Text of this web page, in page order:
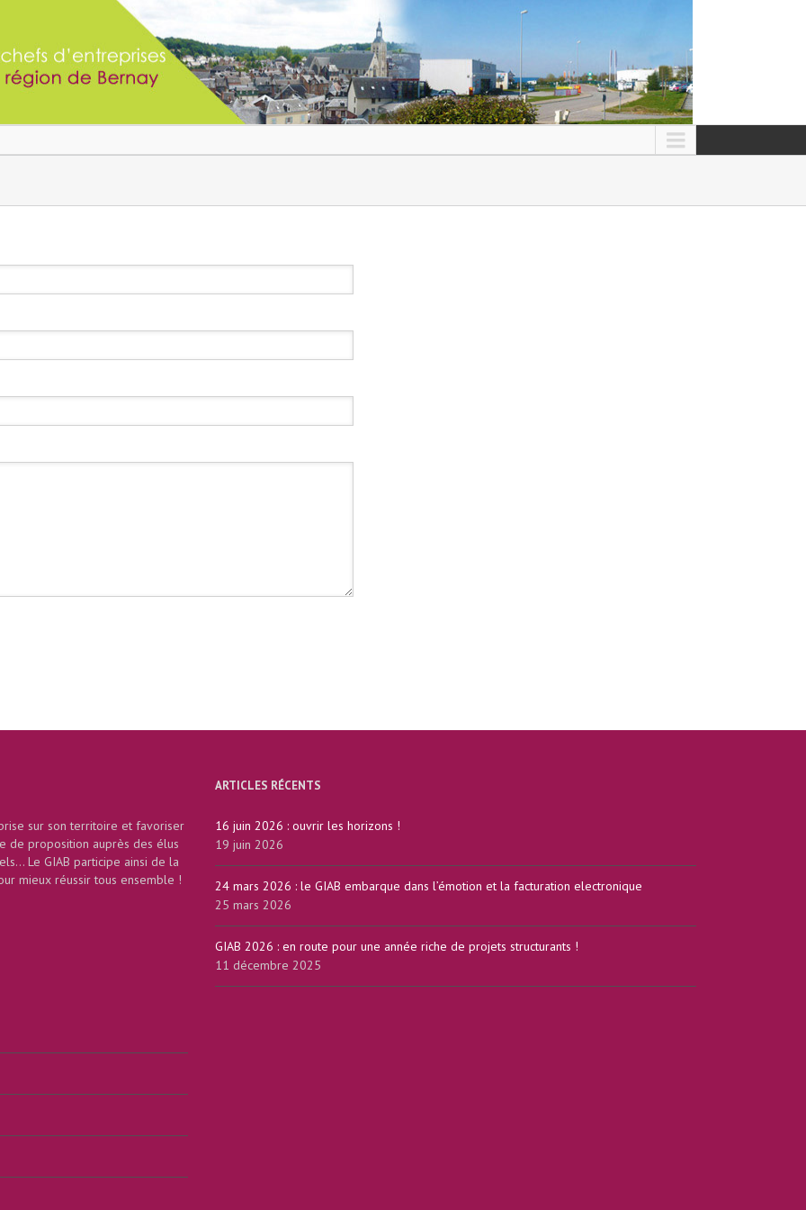
sur son territoire et favoriser
de proposition auprès des élus
Le GIAB participe ainsi de la
mieux réussir tous ensemble !
ARTICLES RÉCENTS
16 juin 2026 : ouvrir les horizons !
19 juin 2026
24 mars 2026 : le GIAB embarque dans l’émotion et la facturation electronique
25 mars 2026
GIAB 2026 : en route pour une année riche de projets structurants !
11 décembre 2025